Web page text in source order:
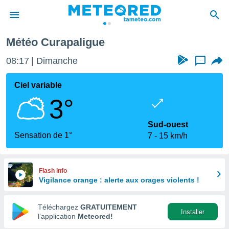
de
Météo Curapaligue
08:18 Dimanche ...
Ciel variable
3°
Sensation de 1°
Sud-ouest
7
15 km/h
Flash info
Vigilance orange : alerte aux orages violents !
Téléchargez GRATUITEMENT
l’application Meteored!
Installer